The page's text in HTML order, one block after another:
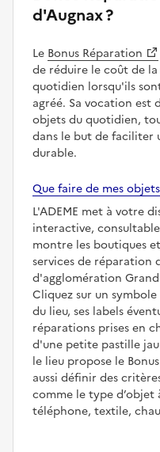
d'Augnax ?
Le Bonus Réparation
de réduire le coût de
quotidien lorsqu'ils
agréé. Sa vocation est
objets du quotidien,
dans le but de faciliter
durable.
Que faire de mes
L'ADEME met à votre
interactive,
montre les boutiques
services de réparation
d'agglomération
Cliquez sur un
du lieu, ses labels
réparations prises en
d'une petite pastille
le lieu propose le
aussi définir des
comme le type d’objet
téléphone, textile,